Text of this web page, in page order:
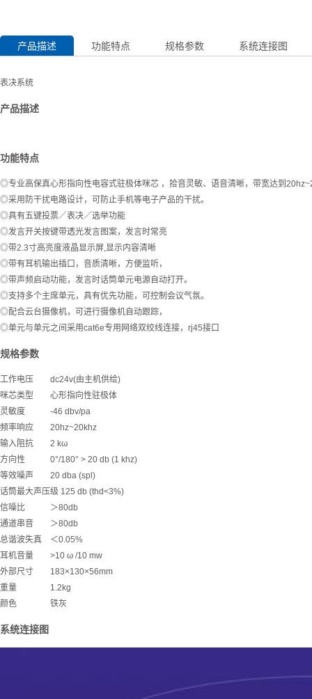
产品描述 功能特点 规格参数 系统连接图
表决系统
产品描述
功能特点
◎专业高保真心形指向性电容式驻极体咪芯 ，拾音灵敏、语音清晰，带宽达到
◎采用防干扰电路设计，可防止手机等电子产品的干扰。
◎具有五键投票／表决／选举功能
◎发言开关按键带透光发言图案，发言时常亮
◎带2.3寸高亮度液晶显示屏,显示内容清晰
◎带有耳机输出插口，音质清晰，方便监听，
◎带声频启动功能，发言时话筒单元电源自动打开。
◎支持多个主席单元，具有优先功能，可控制会议气氛。
◎配合云台摄像机，可进行摄像机自动跟踪，
◎单元与单元之间采用cat6e专用网络双绞线连接，rj45接口
规格参数
工作电压 dc24v(由主机供给)
咪芯类型 心形指向性驻极体
灵敏度 -46 dbv/pa
频率响应 20hz~20khz
输入阻抗 2 kω
方向性 0°/180° > 20 db (1 khz)
等效噪声 20 dba (spl)
话筒最大声压级 125 db (thd<3%)
信噪比 ＞80db
通道串音 ＞80db
总谐波失真 ＜0.05%
耳机音量 >10 ω /10 mw
外部尺寸 183×130×56mm
重量 1.2kg
颜色 铁灰
系统连接图